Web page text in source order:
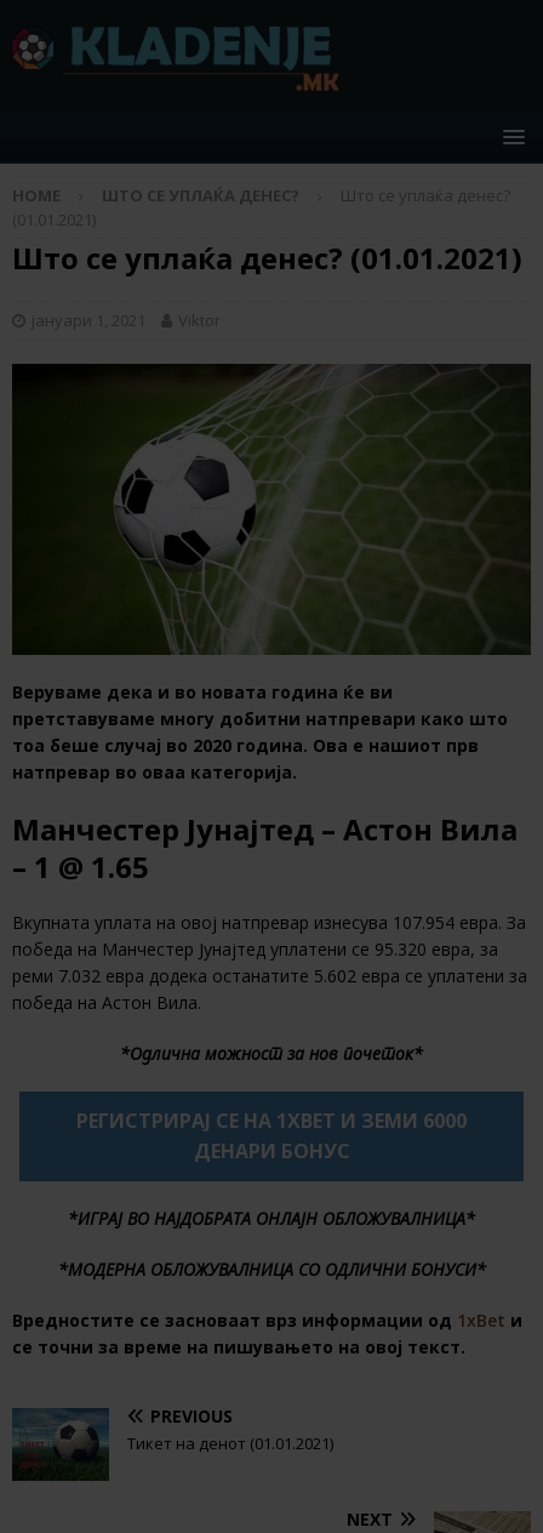
HOME ШТО СЕ УПЛАЌА ДЕНЕС?
Што се уплаќа денес?
(01.01.2021)
Што се уплаќа денес? (01.01.2021)
јануари 1, 2021 Viktor
Веруваме дека и во новата година ќе ви
претставуваме многу добитни натпревари како што
тоа беше случај во 2020 година. Ова е нашиот прв
натпревар во оваа категорија.
Манчестер Јунајтед – Астон Вила
– 1 @ 1.65
Вкупната уплата на овој натпревар изнесува 107.954 евра. За
победа на Манчестер Јунајтед уплатени се 95.320 евра, за
реми 7.032 евра додека останатите 5.602 евра се уплатени за
победа на Астон Вила.
*Одлична можност за нов почеток*
РЕГИСТРИРАЈ СЕ НА 1XBET И ЗЕМИ 6000
ДЕНАРИ БОНУС
*ИГРАЈ ВО НАЈДОБРАТА ОНЛАЈН ОБЛОЖУВАЛНИЦА*
*МОДЕРНА ОБЛОЖУВАЛНИЦА СО ОДЛИЧНИ БОНУСИ*
Вредностите се засноваат врз информации од 1xBet и
се точни за време на пишувањето на овој текст.
PREVIOUS
Тикет на денот (01.01.2021)
NEXT